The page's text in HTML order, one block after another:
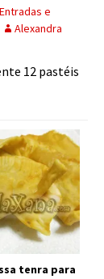
Entradas e
Alexandra
12 pastéis
tenra para